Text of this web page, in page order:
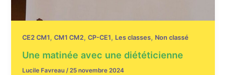
CE2 CM1,CM1 CM2,CP-CE1, Les classes, Non classé
Une matinée avec une diététicienne
Lucile Favreau/25 novembre 2024